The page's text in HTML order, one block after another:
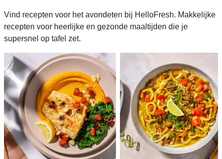
Vind recepten voor het avondeten bij HelloFresh. Makkelijke
recepten voor heerlijke en gezonde maaltijden die je
supersnel op tafel zet.